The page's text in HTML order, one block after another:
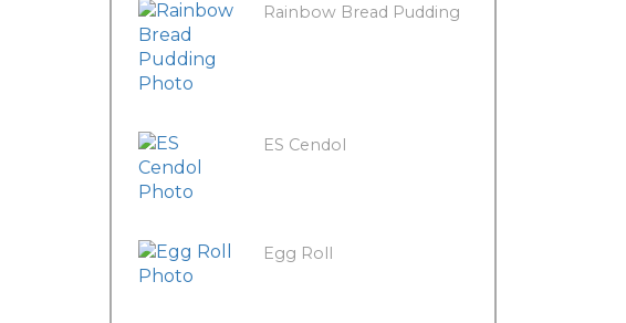
Rainbow Bread Pudding
ES Cendol
Egg Roll